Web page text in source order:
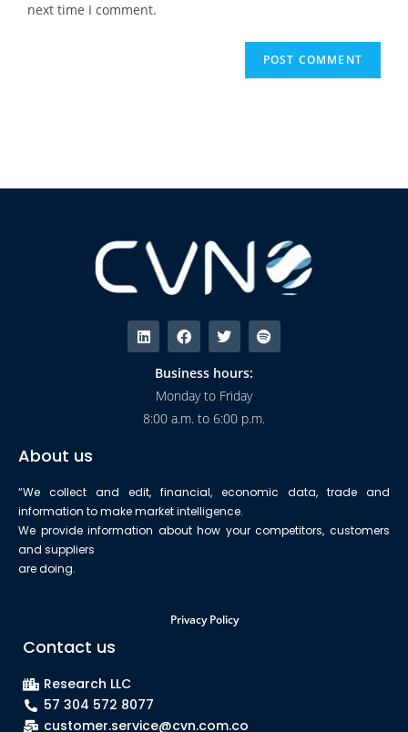
next time I comment.
Business hours:
Monday to Friday
8:00 a.m. to 6:00 p.m.
About us
“We collect and edit, financial, economic data, trade and
information to make market intelligence.
We provide information about how your competitors, customers
and suppliers
are doing.
Privacy Policy
Contact us
Research LLC
57 304 572 8077
customer.service@cvn.com.co